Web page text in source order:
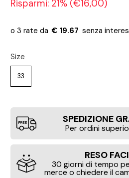
Risparmi: 21% (€16,00)
€ 19.67
Size
33
SPEDIZIONE
Per ordini
RESO
30 giorni di tempo
merce o chiedere il